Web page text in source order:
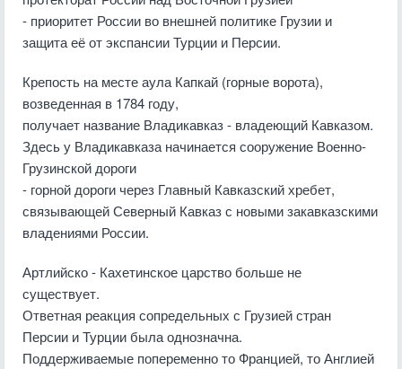
- приоритет России во внешней политике Грузии и
защита её от экспансии Турции и Персии.
Крепость на месте аула Капкай (горные ворота),
возведенная в 1784 году,
получает название Владикавказ - владеющий Кавказом.
Здесь у Владикавказа начинается сооружение Военно-
Грузинской дороги
- горной дороги через Главный Кавказский хребет,
связывающей Северный Кавказ с новыми закавказскими
владениями России.
Артлийско - Кахетинское царство больше не
существует.
Ответная реакция сопредельных с Грузией стран
Персии и Турции была однозначна.
Поддерживаемые попеременно то Францией, то Англией